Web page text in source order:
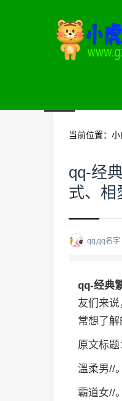
当前位置： 小
qq-经
式、相
qq,qq名字
qq-经典
友们来
常想了解
原文标
溫柔男//。
霸道女//。